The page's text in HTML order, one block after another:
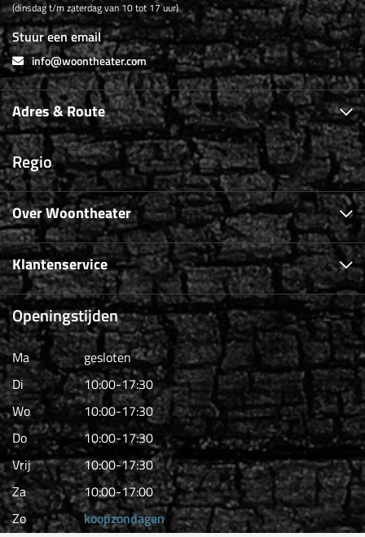
(dinsdag t/m zaterdag van 10 tot 17 uur)
Stuur een email
info@woontheater.com
Adres & Route
Regio
Over Woontheater
Klantenservice
Openingstijden
Ma
gesloten
Di
10:00-17:30
Wo
10:00-17:30
Do
10:00-17:30
Vrij
10:00-17:30
Za
10:00-17:00
Zo
koopzondagen